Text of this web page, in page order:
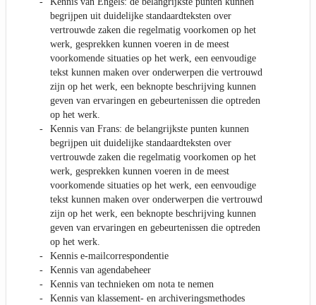
begrijpen uit duidelijke standaardteksten over
vertrouwde zaken die regelmatig voorkomen op het
werk, gesprekken kunnen voeren in de meest
voorkomende situaties op het werk, een eenvoudige
tekst kunnen maken over onderwerpen die vertrouwd
zijn op het werk, een beknopte beschrijving kunnen
geven van ervaringen en gebeurtenissen die optreden
op het werk.
Kennis van Frans: de belangrijkste punten kunnen
begrijpen uit duidelijke standaardteksten over
vertrouwde zaken die regelmatig voorkomen op het
werk, gesprekken kunnen voeren in de meest
voorkomende situaties op het werk, een eenvoudige
tekst kunnen maken over onderwerpen die vertrouwd
zijn op het werk, een beknopte beschrijving kunnen
geven van ervaringen en gebeurtenissen die optreden
op het werk.
Kennis e-mailcorrespondentie
Kennis van agendabeheer
Kennis van technieken om nota te nemen
Kennis van klassement- en archiveringsmethodes